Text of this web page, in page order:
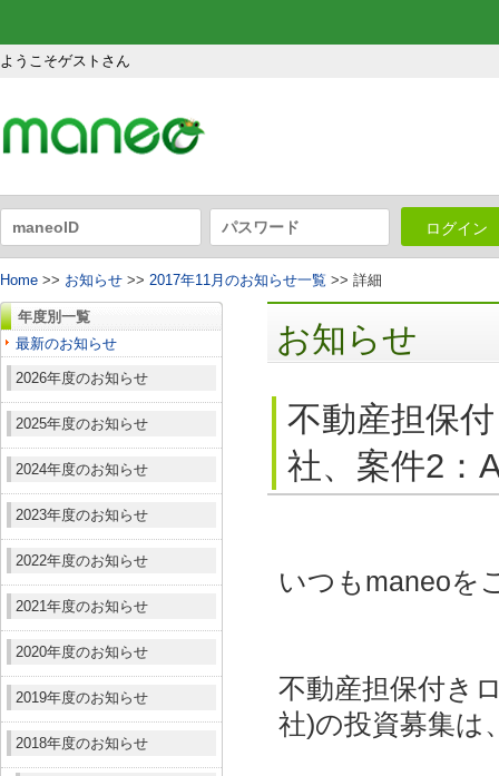
ようこそゲストさん
ログイン
Home >> お知らせ >> 2017年11月のお知らせ一覧 >> 詳細
年度別一覧
最新のお知らせ
2026年度のお知らせ
2025年度のお知らせ
2024年度のお知らせ
2023年度のお知らせ
2022年度のお知らせ
2021年度のお知らせ
2020年度のお知らせ
2019年度のお知らせ
2018年度のお知らせ
お知らせ
不動産担保
社、案件2：
いつもmaneoを
不動産担保付き
社)の投資募集は